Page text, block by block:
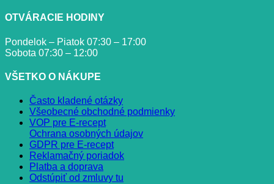
OTVÁRACIE HODINY
Pondelok – Piatok 07:30 – 17:00
Sobota 07:30 – 12:00
VŠETKO O NÁKUPE
Často kladené otázky
Všeobecné obchodné podmienky
VOP pre E-recept
Ochrana osobných údajov
GDPR pre E-recept
Reklamačný poriadok
Platba a doprava
Odstúpiť od zmluvy tu